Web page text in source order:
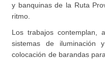
y banquinas de la Ruta
ritmo.
Los trabajos contemplan,
sistemas de iluminación
colocación de barandas